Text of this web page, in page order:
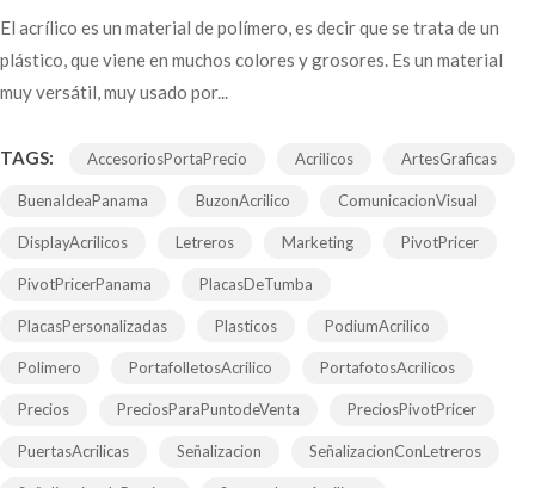
El acrílico es un material de polímero, es decir que se trata de un
plástico, que viene en muchos colores y grosores. Es un material
muy versátil, muy usado por...
TAGS: AccesoriosPortaPrecio Acrilicos ArtesGraficas
BuenaIdeaPanama BuzonAcrilico ComunicacionVisual
DisplayAcrilicos Letreros Marketing PivotPricer
PivotPricerPanama PlacasDeTumba
PlacasPersonalizadas Plasticos PodiumAcrilico
Polimero PortafolletosAcrilico PortafotosAcrilicos
Precios PreciosParaPuntodeVenta PreciosPivotPricer
PuertasAcrilicas Señalizacion SeñalizacionConLetreros